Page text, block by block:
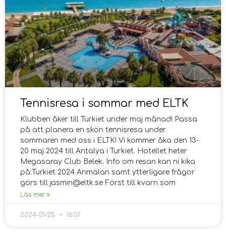
Tennisresa i sommar med ELTK
Klubben åker till Turkiet under maj månad! Passa
på att planera en skön tennisresa under
sommaren med oss i ELTK! Vi kommer åka den 13-
20 maj 2024 till Antalya i Turkiet. Hotellet heter
Megasaray Club Belek. Info om resan kan ni kika
på:Turkiet 2024 Anmälan samt ytterligare frågor
görs till jasmin@eltk.se Först till kvarn som
Läs mer »
2024-01-25 16:07